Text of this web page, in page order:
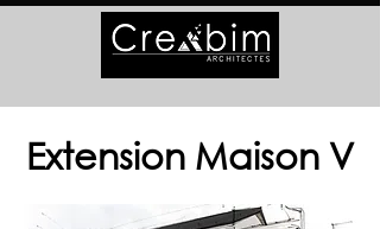
Extension Maison V